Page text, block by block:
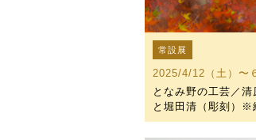
常設展
2025/4/12（土）〜
となみ野の工芸／
と堀田清（彫刻）※